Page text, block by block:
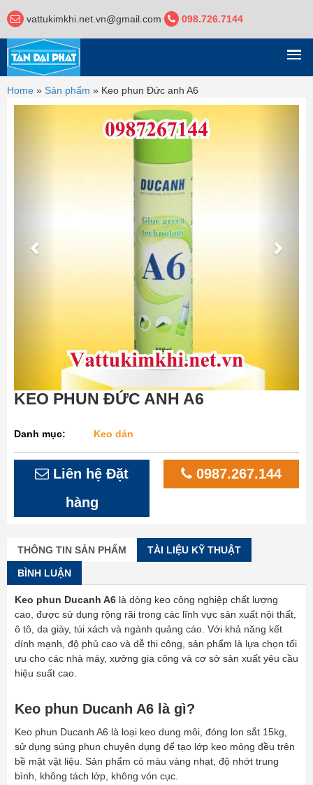
vattukimkhi.net.vn@gmail.com 098.726.7144
DANH MỤC
Home » Sản phẩm » Keo phun Đức anh A6
KEO PHUN ĐỨC ANH A6
Danh mục: Keo dán
Liên hệ Đặt
hàng
0987.267.144
THÔNG TIN SẢN PHẨM TÀI LIỆU KỸ THUẬT
BÌNH LUẬN
Keo phun Ducanh A6 là dòng keo công nghiệp chất lượng
cao, được sử dụng rộng rãi trong các lĩnh vực sản xuất nội thất,
ô tô, da giày, túi xách và ngành quảng cáo. Với khả năng kết
dính mạnh, độ phủ cao và dễ thi công, sản phẩm là lựa chọn tối
ưu cho các nhà máy, xưởng gia công và cơ sở sản xuất yêu cầu
hiệu suất cao.
Keo phun Ducanh A6 là gì?
Keo phun Ducanh A6 là loại keo dung môi, đóng lon sắt 15kg,
sử dụng súng phun chuyên dụng để tạo lớp keo mỏng đều trên
bề mặt vật liệu. Sản phẩm có màu vàng nhạt, độ nhớt trung
bình, không tách lớp, không vón cục.